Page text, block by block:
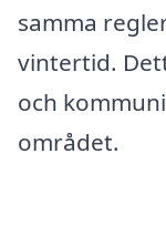
samma
vintertid.
och
området.